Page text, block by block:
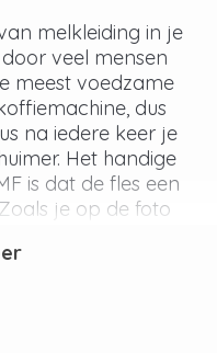
melkleiding in je
veel mensen
meest voedzame
dus
na iedere keer je
Het handige
is dat de fles een
je op de foto
in de fles knijpt